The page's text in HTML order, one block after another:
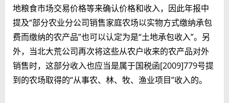
地粮食市场交易价格等来确认价格和收入，因此年报中
提及“部分农业分公司销售家庭农场以实物方式缴纳承包
费而缴纳的农产品”也可以认定为是“土地承包收入”。另
外，当北大荒公司再次将这些从农户收来的农产品对外
销售时，这部分收入也应当是属于国税函[2009]779号提
到的农场取得的“从事农、林、牧、渔业项目”收入的。